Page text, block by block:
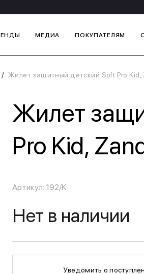
МЕДИА ПОКУПАТЕЛЯМ
Жилет защитный детский Soft Pro Kid,
Жилет
Pro Kid,
Артикул: 192/K
Нет в наличии
Уведомить о